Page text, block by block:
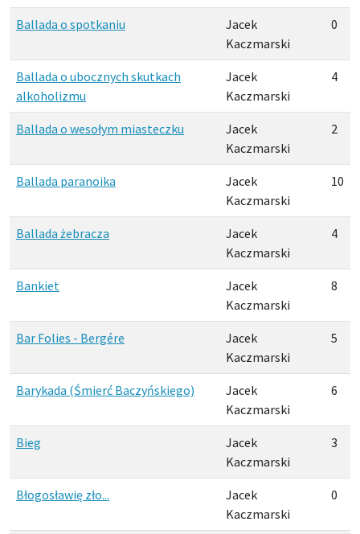
Ballada o spotkaniu
Jacek
Kaczmarski
0
Ballada o ubocznych skutkach
alkoholizmu
Jacek
Kaczmarski
4
Ballada o wesołym miasteczku
Jacek
Kaczmarski
2
Ballada paranoika
Jacek
Kaczmarski
10
Ballada żebracza
Jacek
Kaczmarski
4
Bankiet
Jacek
Kaczmarski
8
Bar Folies - Bergére
Jacek
Kaczmarski
5
Barykada (Śmierć Baczyńskiego)
Jacek
Kaczmarski
6
Bieg
Jacek
Kaczmarski
3
Błogosławię zło...
Jacek
Kaczmarski
0